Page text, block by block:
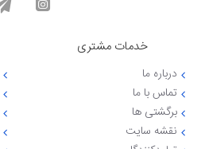
خدمات مشتری
درباره ما
تماس با ما
برگشتی ها
نقشه سایت